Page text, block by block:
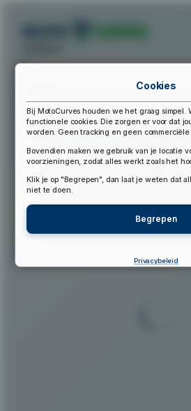
▲
Cookies
Bij MotoCurves houden we het graag simpel.
functionele cookies. Die zorgen er voor dat
worden. Geen tracking en geen commerciële
Bovendien maken we gebruik van je locatie
voorzieningen, zodat alles werkt zoals het
Klik je op "Begrepen", dan laat je weten dat
niet te doen.
Begrepen
Privacybeleid